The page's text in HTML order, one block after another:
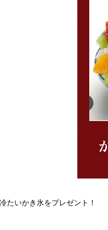
たいかき氷をプレゼント！